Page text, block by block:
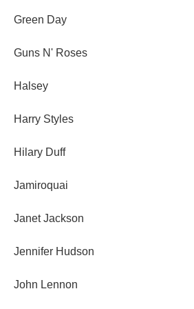
Green Day
Guns N' Roses
Halsey
Harry Styles
Hilary Duff
Jamiroquai
Janet Jackson
Jennifer Hudson
John Lennon